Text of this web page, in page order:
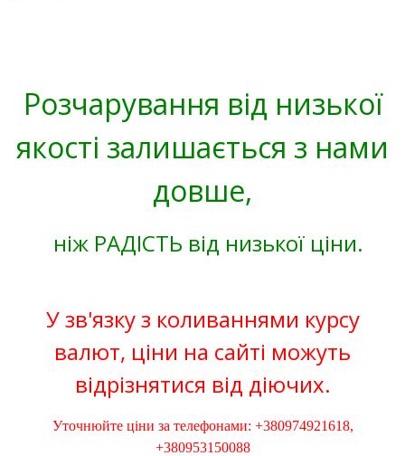
Розчарування від низької
якості залишається з нами
довше,
ніж РАДІСТЬ від низької ціни.
У зв'язку з коливаннями курсу
валют, ціни на сайті можуть
відрізнятися від діючих.
Уточнюйте ціни за телефонами: +380974921618,
+380953150088